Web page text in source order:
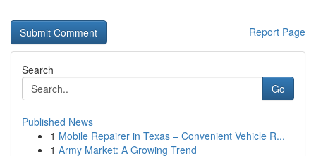
Report Page
Search
Go
Published News
1 Mobile Repairer in Texas – Convenient Vehicle R...
1 Army Market: A Growing Trend